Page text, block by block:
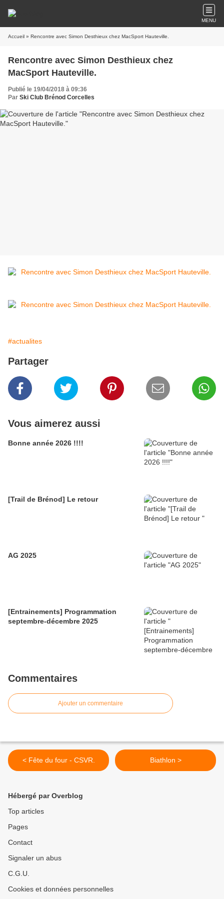
MENU
Accueil » Rencontre avec Simon Desthieux chez MacSport Hauteville.
Rencontre avec Simon Desthieux chez
MacSport Hauteville.
Publié le 19/04/2018 à 09:36
Par Ski Club Brénod Corcelles
#actualites
Partager
Vous aimerez aussi
Bonne année 2026 !!!!
[Trail de Brénod] Le retour
AG 2025
[Entrainements] Programmation
septembre-décembre 2025
Commentaires
Ajouter un commentaire
< Fête du four - CSVR. Biathlon >
Hébergé par Overblog
Top articles
Pages
Contact
Signaler un abus
C.G.U.
Cookies et données personnelles